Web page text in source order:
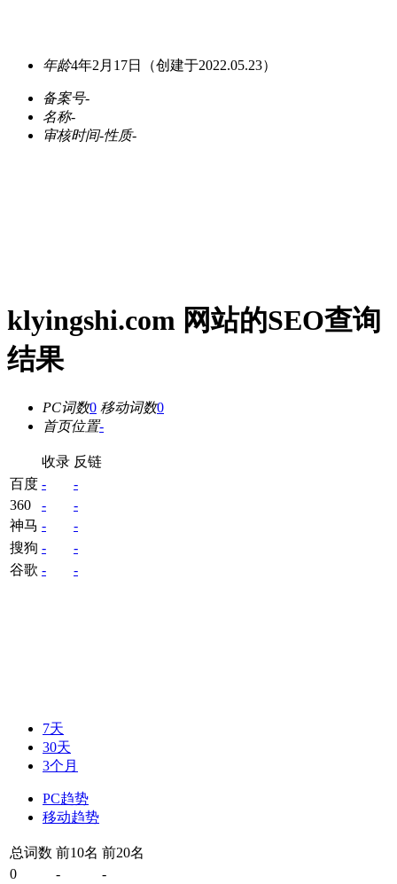
年龄4年2月17日 （创建于2022.05.23）
备案号-
名称-
审核时间-性质-
klyingshi.com 网站的SEO查询
结果
PC词数0 移动词数0
首页位置-
收录 反链
百度 -
-
360
-
-
神马 -
-
搜狗 -
-
谷歌 - -
7天
30天
3个月
PC趋势
移动趋势
总词数 前10名 前20名
0
-
-